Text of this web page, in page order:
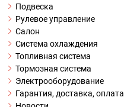
Подвеска
Рулевое управление
Салон
Система охлаждения
Топливная система
Тормозная система
Электрооборудование
Гарантия, доставка, оплата